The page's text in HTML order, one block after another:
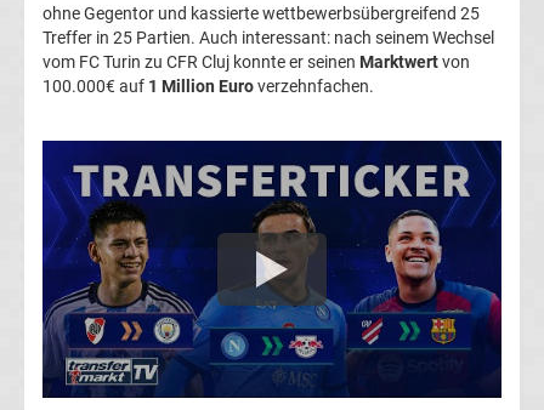
Transfergerüchte
1.
Union
Berlin
Transfergerüchte
1.
ohne Gegentor und kassierte wettbewerbsübergreifend 25
Treffer in 25 Partien. Auch interessant: nach seinem Wechsel
vom FC Turin zu CFR Cluj konnte er seinen Marktwertvon
100.000€ auf 1 Million Euroverzehnfachen.